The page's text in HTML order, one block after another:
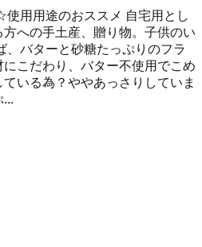
用用途のおススメ 自宅用とし
への手土産、贈り物。子供のい
、バターと砂糖たっぷりのフラ
こだわり、バター不使用でこめ
いる為？ややあっさりしていま
...